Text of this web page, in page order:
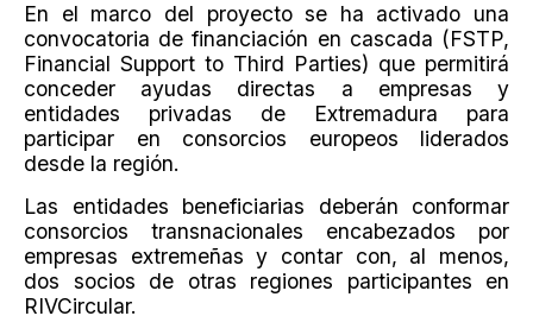
En el marco del proyecto se ha activado una
convocatoria de financiación en cascada (FSTP,
Financial Support to Third Parties) que permitirá
conceder ayudas directas a empresas y
entidades privadas de Extremadura para
participar en consorcios europeos liderados
desde la región.
Las entidades beneficiarias deberán conformar
consorcios transnacionales encabezados por
empresas extremeñas y contar con, al menos,
dos socios de otras regiones participantes en
RIVCircular.